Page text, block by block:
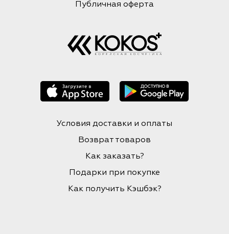
Публичная оферта
Условия доставки и оплаты
Возврат товаров
Как заказать?
Подарки при покупке
Как получить Кэшбэк?